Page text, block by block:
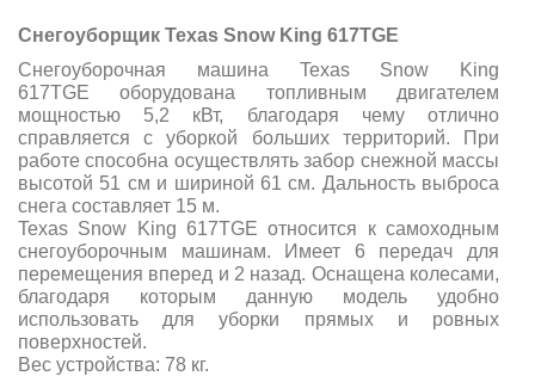
Снегоуборщик Texas Snow King 617TGE
Снегоуборочная машина Texas Snow King
617TGE оборудована топливным двигателем
мощностью 5,2 кВт, благодаря чему отлично
справляется с уборкой больших территорий. При
работе способна осуществлять забор снежной массы
высотой 51 см и шириной 61 см. Дальность выброса
снега составляет 15 м.
Texas Snow King 617TGE относится к самоходным
снегоуборочным машинам. Имеет 6 передач для
перемещения вперед и 2 назад. Оснащена колесами,
благодаря которым данную модель удобно
использовать для уборки прямых и ровных
поверхностей.
Вес устройства: 78 кг.